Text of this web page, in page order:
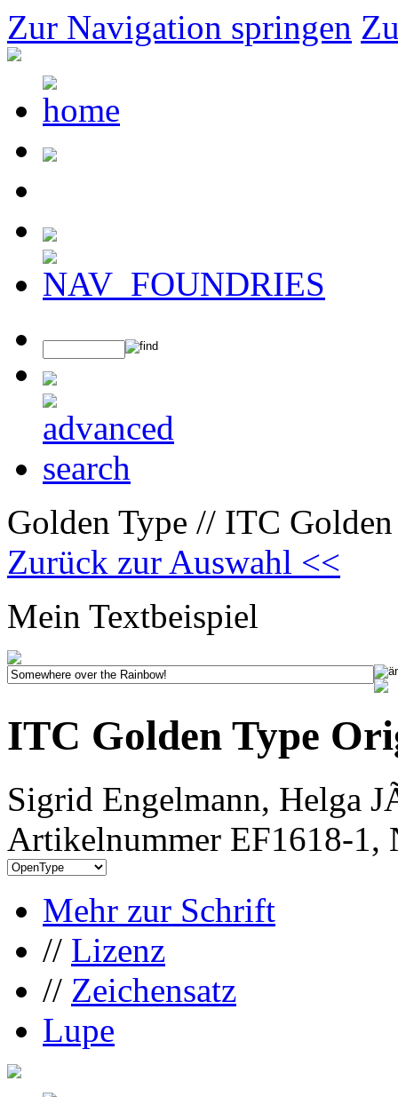
Zur Navigation springen
Golden Type // ITC
Zurück zur Auswahl <<
Mein Textbeispiel
ITC Golden Type
Sigrid Engelmann, Helga
Artikelnummer EF1618-1,
Mehr zur Schrift
// Lizenz
// Zeichensatz
Lupe